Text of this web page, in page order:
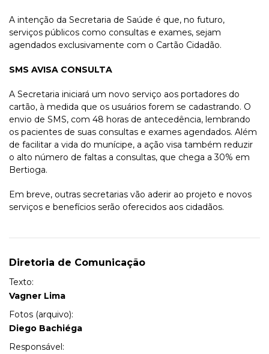
A intenção da Secretaria de Saúde é que, no futuro,
serviços públicos como consultas e exames, sejam
agendados exclusivamente com o Cartão Cidadão.
SMS AVISA CONSULTA
A Secretaria iniciará um novo serviço aos portadores do
cartão, à medida que os usuários forem se cadastrando. O
envio de SMS, com 48 horas de antecedência, lembrando
os pacientes de suas consultas e exames agendados. Além
de facilitar a vida do munícipe, a ação visa também reduzir
o alto número de faltas a consultas, que chega a 30% em
Bertioga.
Em breve, outras secretarias vão aderir ao projeto e novos
serviços e benefícios serão oferecidos aos cidadãos.
Diretoria de Comunicação
Texto:
Vagner Lima
Fotos (arquivo):
Diego Bachiéga
Responsável: